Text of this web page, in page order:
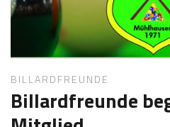
1
o
BILLARDFREUNDE
Billardfreunde